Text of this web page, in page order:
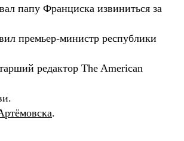
папу Франциска извиниться за
премьер-министр республики
редактор The American
.